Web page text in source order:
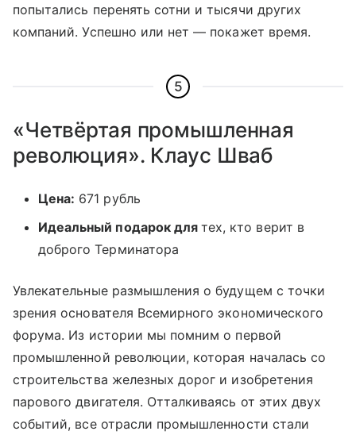
попытались перенять сотни и тысячи других
компаний. Успешно или нет — покажет время.
5
«Четвёртая промышленная
революция». Клаус Шваб
Цена: 671 рубль
Идеальный подарок длятех, кто верит в
доброго Терминатора
Увлекательные размышления о будущем с точки
зрения основателя Всемирного экономического
форума. Из истории мы помним о первой
промышленной революции, которая началась со
строительства железных дорог и изобретения
парового двигателя. Отталкиваясь от этих двух
событий, все отрасли промышленности стали